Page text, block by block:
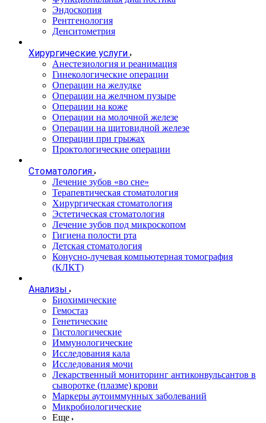
Эндоскопия
Рентгенология
Денситометрия
Хирургические услуги
Анестезиология и реанимация
Гинекологические операции
Операции на желудке
Операции на желчном пузыре
Операции на коже
Операции на молочной железе
Операции на щитовидной железе
Операции при грыжах
Проктологические операции
Стоматология
Лечение зубов «во сне»
Терапевтическая стоматология
Хирургическая стоматология
Эстетическая стоматология
Лечение зубов под микроскопом
Гигиена полости рта
Детская стоматология
Конусно-лучевая компьютерная томография
(КЛКТ)
Анализы
Биохимические
Гемостаз
Генетические
Гистологические
Иммунологические
Исследования кала
Исследования мочи
Лекарственный мониторинг антиконвульсантов в
сыворотке (плазме) крови
Маркеры аутоиммунных заболеваний
Микробиологические
Еще